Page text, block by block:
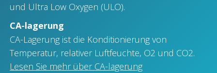
und Ultra Low Oxygen (ULO).
CA-lagerung
CA-Lagerung ist die Konditionierung von
Temperatur, relativer Luftfeuchte, O2 und CO2.
Lesen Sie mehr über CA-lagerung